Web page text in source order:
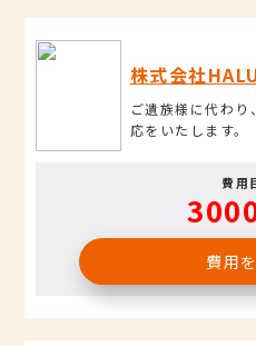
株式会社
ご遺族様に代わ
応をいたします。
費用
費用